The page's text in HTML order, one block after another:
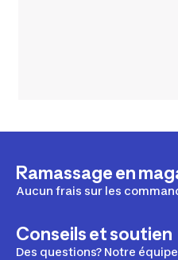
Ramassage en
Aucun frais sur les
Conseils et soutien
Des questions? Notre